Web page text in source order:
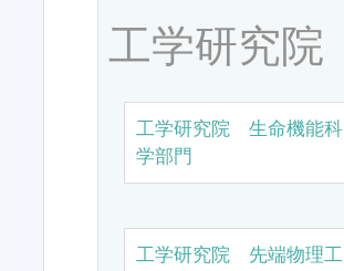
工学研究院
工学研究院 生命機能科
学部門
工学研究院 先端物理工